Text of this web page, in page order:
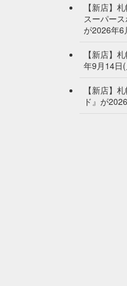
【新店】
スーパー
が2026年6
【新店】
年9月14日(
【新店】
ド』が